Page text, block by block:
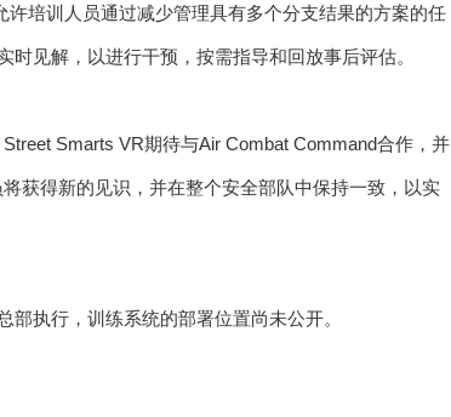
培训人员通过减少管理具有多个分支结果的方案的任
见解，以进行干预，按需指导和回放事后评估。
Smarts VR期待与Air Combat Command合作，并
获得新的见识，并在整个安全部队中保持一致，以实
执行，训练系统的部署位置尚未公开。